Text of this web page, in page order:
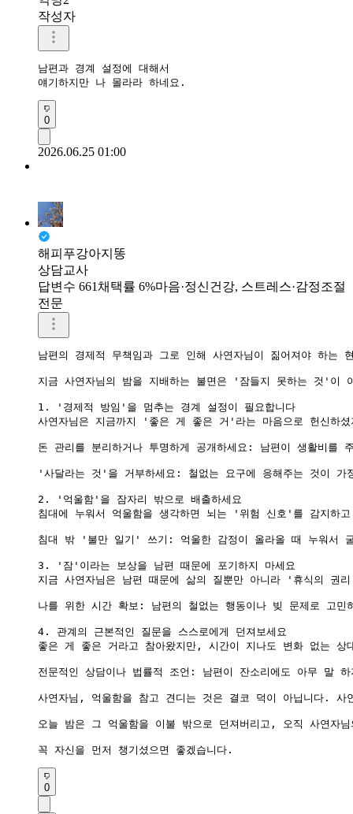
작성자
남편과 경계 설정에 대해서
얘기하지만 나 몰라라 하네요.
0
2026.06.25 01:00
해피푸강아지똥
상담교사
답변수 661 채택률 6%마음·정신건강, 스트레스·감정조절
전문
남편의 경제적 무책임과 그로 인해 사연자님이 짊어져야 하는
지금 사연자님의 밤을 지배하는 불면은 '잠들지 못하는 것'이
1. '경제적 방임'을 멈추는 경계 설정이 필요합니다
사연자님은 지금까지 '좋은 게 좋은 거'라는 마음으로 헌신하
돈 관리를 분리하거나 투명하게 공개하세요: 남편이 생활비
'사달라는 것'을 거부하세요: 철없는 요구에 응해주는 것이
2. '억울함'을 잠자리 밖으로 배출하세요
침대에 누워서 억울함을 생각하면 뇌는 '위험 신호'를 감지하
침대 밖 '불만 일기' 쓰기: 억울한 감정이 올라올 때 누워서
3. '잠'이라는 보상을 남편 때문에 포기하지 마세요
지금 사연자님은 남편 때문에 삶의 질뿐만 아니라 '휴식의 권
나를 위한 시간 확보: 남편의 철없는 행동이나 빚 문제로 고
4. 관계의 근본적인 질문을 스스로에게 던져보세요
좋은 게 좋은 거라고 참아왔지만, 시간이 지나도 변화 없는
전문적인 상담이나 법률적 조언: 남편이 잔소리에도 아무 말
사연자님, 억울함을 참고 견디는 것은 결코 덕이 아닙니다. 사
오늘 밤은 그 억울함을 이불 밖으로 던져버리고, 오직 사연자
꼭 자신을 먼저 챙기셨으면 좋겠습니다.
0